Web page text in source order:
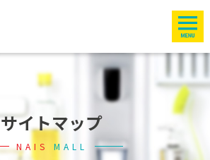
サイトマップ
NAIS MALL